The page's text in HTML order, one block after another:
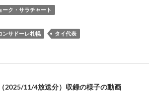
n
ーク・サラチャート
ンサドーレ札幌 タイ代表
2025/11/4放送分）収録の様子の動画